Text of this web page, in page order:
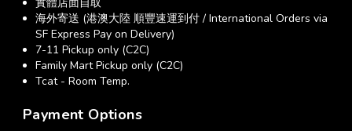
海外寄送 (港澳大陸 順豐速運到付 / International Orders via
SF Express Pay on Delivery)
7-11 Pickup only (C2C)
Family Mart Pickup only (C2C)
Tcat - Room Temp.
Payment Options